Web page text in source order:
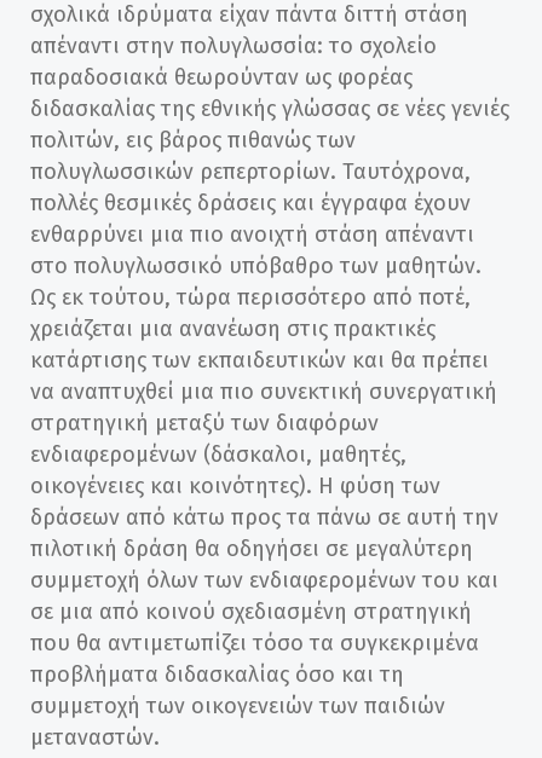
σχολικά ιδρύματα είχαν πάντα διττή στάση
απέναντι στην πολυγλωσσία: το σχολείο
παραδοσιακά θεωρούνταν ως φορέας
διδασκαλίας της εθνικής γλώσσας σε νέες γενιές
πολιτών, εις βάρος πιθανώς των
πολυγλωσσικών ρεπερτορίων. Ταυτόχρονα,
πολλές θεσμικές δράσεις και έγγραφα έχουν
ενθαρρύνει μια πιο ανοιχτή στάση απέναντι
στο πολυγλωσσικό υπόβαθρο των μαθητών.
Ως εκ τούτου, τώρα περισσότερο από ποτέ,
χρειάζεται μια ανανέωση στις πρακτικές
κατάρτισης των εκπαιδευτικών και θα πρέπει
να αναπτυχθεί μια πιο συνεκτική συνεργατική
στρατηγική μεταξύ των διαφόρων
ενδιαφερομένων (δάσκαλοι, μαθητές,
οικογένειες και κοινότητες). Η φύση των
δράσεων από κάτω προς τα πάνω σε αυτή την
πιλοτική δράση θα οδηγήσει σε μεγαλύτερη
συμμετοχή όλων των ενδιαφερομένων του και
σε μια από κοινού σχεδιασμένη στρατηγική
που θα αντιμετωπίζει τόσο τα συγκεκριμένα
προβλήματα διδασκαλίας όσο και τη
συμμετοχή των οικογενειών των παιδιών
μεταναστών.